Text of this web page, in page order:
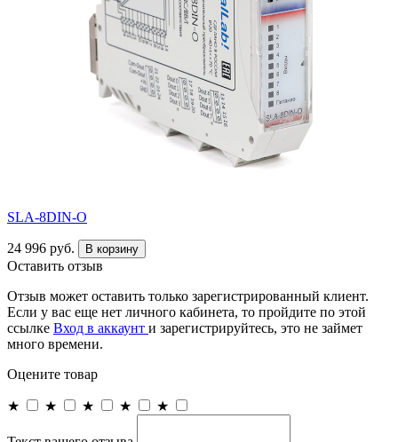
SLA-8DIN-O
24 996 руб. В корзину
Оставить отзыв
Отзыв может оставить только зарегистрированный клиент.
Если у вас еще нет личного кабинета, то пройдите по этой
ссылке Вход в аккаунт и зарегистрируйтесь, это не займет
много времени.
Оцените товар
★ ★ ★ ★ ★